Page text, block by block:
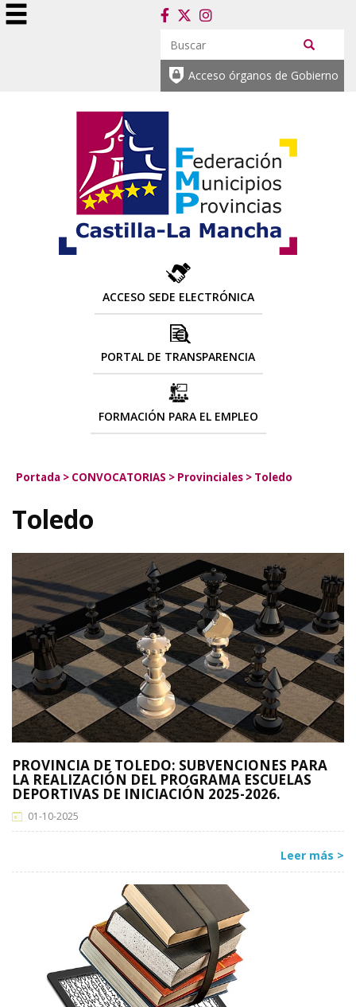
Acceso órganos de Gobierno
ACCESO SEDE ELECTRÓNICA
PORTAL DE TRANSPARENCIA
FORMACIÓN PARA EL EMPLEO
Portada > CONVOCATORIAS > Provinciales > Toledo
Toledo
PROVINCIA DE TOLEDO: SUBVENCIONES PARA
LA REALIZACIÓN DEL PROGRAMA ESCUELAS
DEPORTIVAS DE INICIACIÓN 2025-2026.
01-10-2025
Leer más >